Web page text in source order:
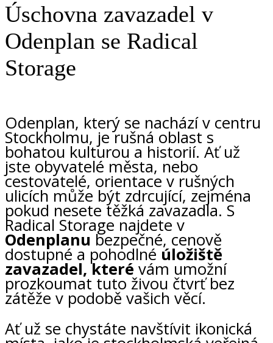
Úschovna zavazadel v
Odenplan se Radical
Storage
Odenplan, který se nachází v centru
Stockholmu, je rušná oblast s
bohatou kulturou a historií. Ať už
jste obyvatelé města, nebo
cestovatelé, orientace v rušných
ulicích může být zdrcující, zejména
pokud nesete těžká zavazadla. S
Radical Storage najdete v
Odenplanu bezpečné, cenově
dostupné a pohodlné úložiště
zavazadel, které vám umožní
prozkoumat tuto živou čtvrť bez
zátěže v podobě vašich věcí.
Ať už se chystáte navštívit ikonická